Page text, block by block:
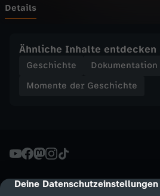
cmp-dialog-description
Deine Datenschutzeinstellungen
s
h
h
t
Details
Ähnliche Inhalte entdecken
Geschichte Dokumentation
Momente der Geschichte